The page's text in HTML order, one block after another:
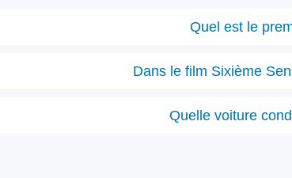
Quel est le
Dans le film Sixième
Quelle voiture